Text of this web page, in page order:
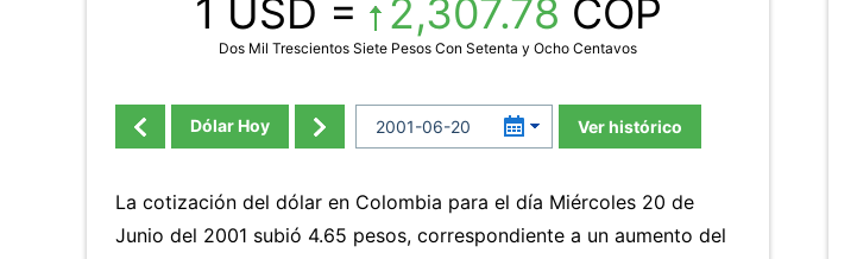
1 USD = 2,307.78 COP
Dos Mil Trescientos Siete Pesos Con Setenta y Ocho Centavos
Dólar Hoy Ver histórico
La cotización del dólar en Colombia para el día Miércoles 20 de
Junio del 2001 subió 4.65 pesos, correspondiente a un aumento del